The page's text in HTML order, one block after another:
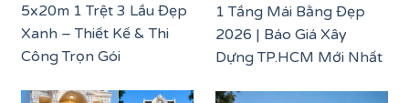
5x20m 1 Trệt 3 Lầu Đẹp
Xanh – Thiết Kế & Thi
Công Trọn Gói
1 Tầng Mái Bằng Đẹp
2026 | Báo Giá Xây
Dựng TP.HCM Mới Nhất